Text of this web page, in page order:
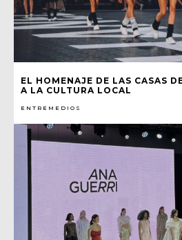
EL HOMENAJE DE LAS CASAS
A LA CULTURA LOCAL
ENTREMEDIOS